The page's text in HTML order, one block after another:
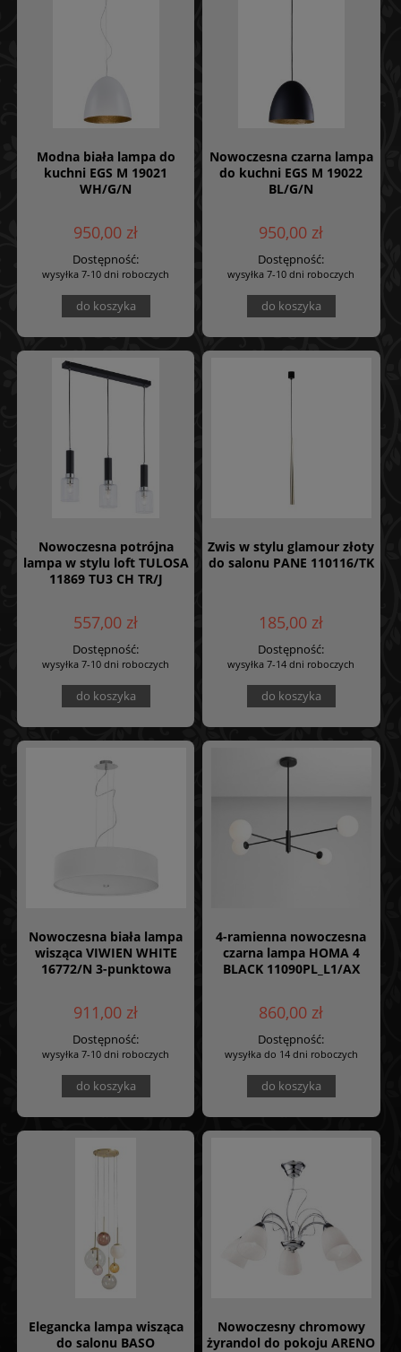
Modna biała lampa do
kuchni EGS M 19021
WH/G/N
950,00 zł
Dostępność:
wysyłka 7-10 dni roboczych
do koszyka
Nowoczesna czarna lampa
do kuchni EGS M 19022
BL/G/N
950,00 zł
Dostępność:
wysyłka 7-10 dni roboczych
do koszyka
Nowoczesna potrójna
lampa w stylu loft TULOSA
11869 TU3 CH TR/J
557,00 zł
Dostępność:
wysyłka 7-10 dni roboczych
do koszyka
Zwis w stylu glamour złoty
do salonu PANE 110116/TK
185,00 zł
Dostępność:
wysyłka 7-14 dni roboczych
do koszyka
Nowoczesna biała lampa
wisząca VIWIEN WHITE
16772/N 3-punktowa
911,00 zł
Dostępność:
wysyłka 7-10 dni roboczych
do koszyka
4-ramienna nowoczesna
czarna lampa HOMA 4
BLACK 11090PL_L1/AX
860,00 zł
Dostępność:
wysyłka do 14 dni roboczych
do koszyka
Elegancka lampa wisząca
do salonu BASO
Nowoczesny chromowy
żyrandol do pokoju ARENO